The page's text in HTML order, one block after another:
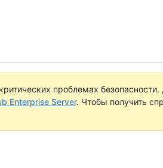
проблемах
Enterprise Server. Чтобы получить